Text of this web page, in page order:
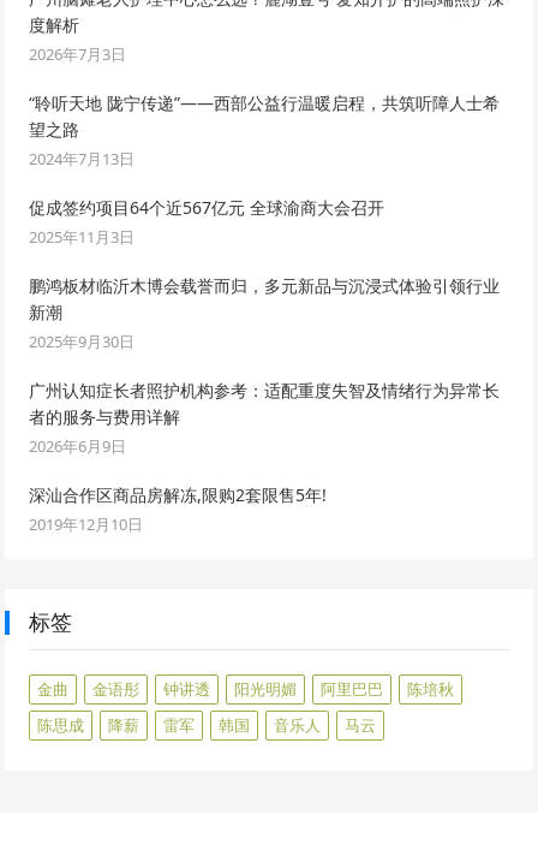
度解析
2026年7月3日
“聆听天地 陇宁传递”——西部公益行温暖启程，共筑听障人士希
望之路
2024年7月13日
促成签约项目64个近567亿元 全球渝商大会召开
2025年11月3日
鹏鸿板材临沂木博会载誉而归，多元新品与沉浸式体验引领行业
新潮
2025年9月30日
广州认知症长者照护机构参考：适配重度失智及情绪行为异常长
者的服务与费用详解
2026年6月9日
深汕合作区商品房解冻,限购2套限售5年!
2019年12月10日
标签
金曲 金语彤 钟讲透 阳光明媚 阿里巴巴
陈培秋
陈思成
降薪 雷军 韩国 音乐人 马云